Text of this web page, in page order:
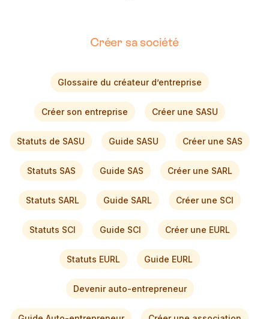
Créer sa société
Glossaire du créateur d’entreprise
Créer son entreprise Créer une SASU
Statuts de SASU Guide SASU Créer une SAS
Statuts SAS Guide SAS Créer une SARL
Statuts SARL Guide SARL Créer une SCI
Statuts SCI Guide SCI Créer une EURL
Statuts EURL Guide EURL
Devenir auto-entrepreneur